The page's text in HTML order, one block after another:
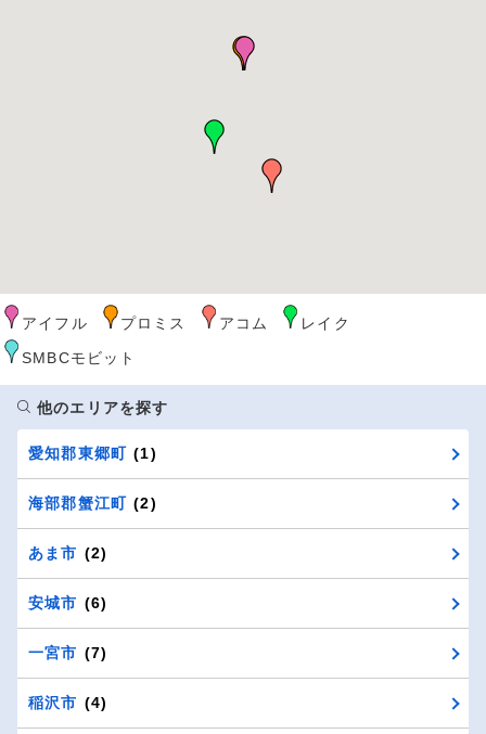
アイフル プロミス アコム
レイク
SMBCモビット
他のエリアを探す
愛知郡東郷町 (1)
海部郡蟹江町 (2)
あま市 (2)
安城市 (6)
一宮市 (7)
稲沢市 (4)